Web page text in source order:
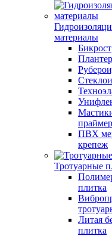
материалы
Бикрост
Плантер
ПВХ
крепеж
Тротуарные
плитка
Литая
плитка